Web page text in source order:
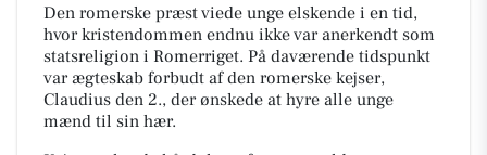
Den romerske præst viede unge elskende i en tid,
hvor kristendommen endnu ikke var anerkendt som
statsreligion i Romerriget. På daværende tidspunkt
var ægteskab forbudt af den romerske kejser,
Claudius den 2., der ønskede at hyre alle unge
mænd til sin hær.